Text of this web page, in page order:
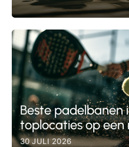
Beste padelbanen
toplocaties op een
30 JULI 2026